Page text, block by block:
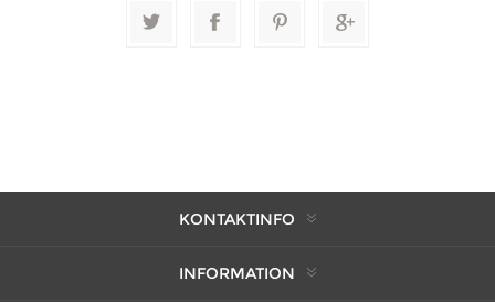
KONTAKTINFO
INFORMATION